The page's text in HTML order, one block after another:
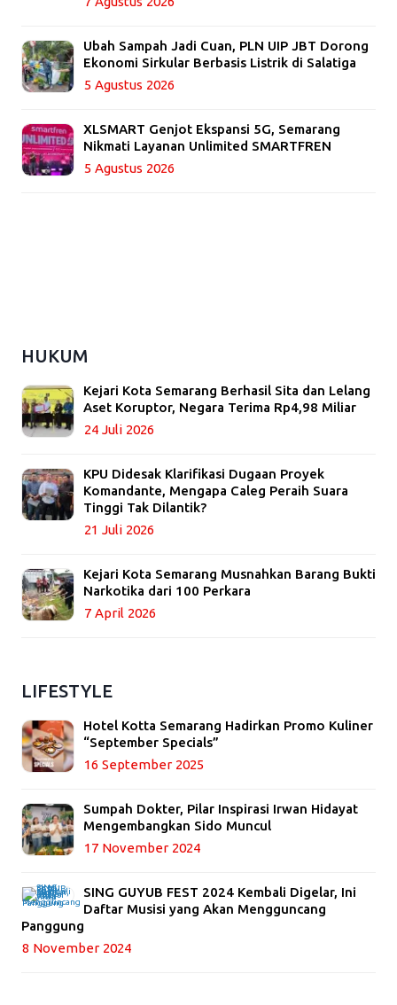
Ubah Sampah Jadi Cuan, PLN UIP JBT Dorong
Ekonomi Sirkular Berbasis Listrik di Salatiga
5 Agustus 2026
XLSMART Genjot Ekspansi 5G, Semarang
Nikmati Layanan Unlimited SMARTFREN
5 Agustus 2026
HUKUM
Kejari Kota Semarang Berhasil Sita dan Lelang
Aset Koruptor, Negara Terima Rp4,98 Miliar
24 Juli 2026
KPU Didesak Klarifikasi Dugaan Proyek
Komandante, Mengapa Caleg Peraih Suara
Tinggi Tak Dilantik?
21 Juli 2026
Kejari Kota Semarang Musnahkan Barang Bukti
Narkotika dari 100 Perkara
7 April 2026
LIFESTYLE
Hotel Kotta Semarang Hadirkan Promo Kuliner
“September Specials”
16 September 2025
Sumpah Dokter, Pilar Inspirasi Irwan Hidayat
Mengembangkan Sido Muncul
17 November 2024
SING GUYUB FEST 2024 Kembali Digelar, Ini
Daftar Musisi yang Akan Mengguncang
Panggung
8 November 2024